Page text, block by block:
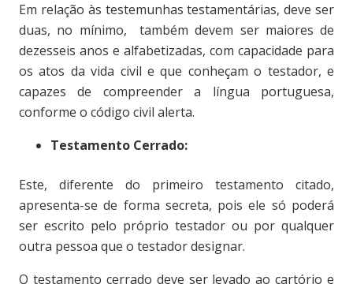
Em relação às testemunhas testamentárias, deve ser
duas, no mínimo, também devem ser maiores de
dezesseis anos e alfabetizadas, com capacidade para
os atos da vida civil e que conheçam o testador, e
capazes de compreender a língua portuguesa,
conforme o código civil alerta.
Testamento Cerrado:
Este, diferente do primeiro testamento citado,
apresenta-se de forma secreta, pois ele só poderá
ser escrito pelo próprio testador ou por qualquer
outra pessoa que o testador designar.
O testamento cerrado deve ser levado ao cartório e